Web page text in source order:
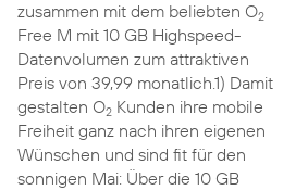
zusammen mit dem beliebten O2
Free M mit 10 GB Highspeed-
Datenvolumen zum attraktiven
Preis von 39,99 monatlich.1) Damit
gestalten O2Kunden ihre mobile
Freiheit ganz nach ihren eigenen
Wünschen und sind fit für den
sonnigen Mai: Über die 10 GB